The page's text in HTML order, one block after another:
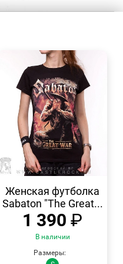
ПРОСМОТР
Женская футболка
Sabaton "The Great...
1 390 ₽
В наличии
Размеры: